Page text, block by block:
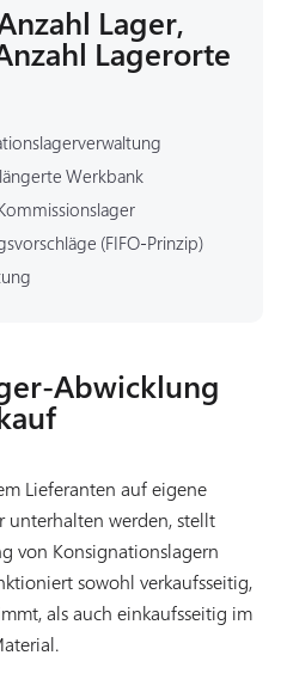
Lager,
Lagerorte
Werkbank
(FIFO-Prinzip)
Abwicklung
Lieferanten auf eigene
unterhalten werden, stellt
von Konsignationslagern
sowohl verkaufsseitig,
als auch einkaufsseitig im